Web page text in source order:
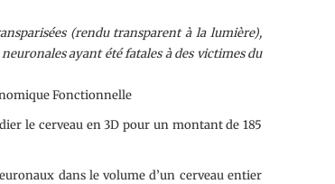
(rendu transparent à la lumière),
ayant été fatales à des victimes du
Fonctionnelle
le cerveau en 3D pour un montant de 185
dans le volume d’un cerveau entier